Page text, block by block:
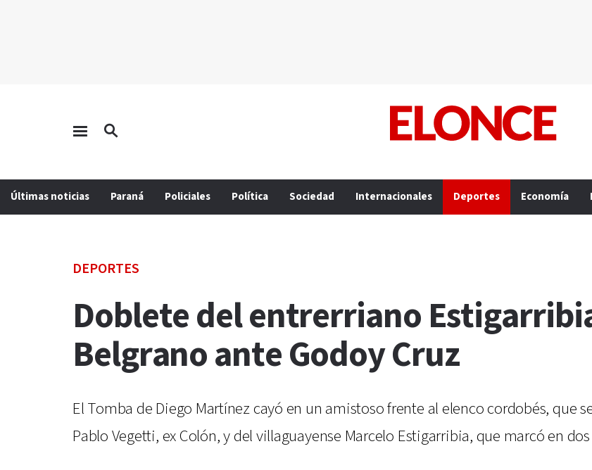
Últimas noticias Paraná Policiales Política Sociedad Internacionales Deportes Economía
DEPORTES
Doblete del entrerriano
Belgrano ante Godoy Cruz
El Tomba de Diego Martínez cayó en un amistoso frente al elenco cordobés, que
Pablo Vegetti, ex Colón, y del villaguayense Marcelo Estigarribia, que marcó en